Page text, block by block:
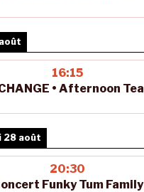
16:15
• Afternoon Tea
28 août
20:30
Funky Tum Family